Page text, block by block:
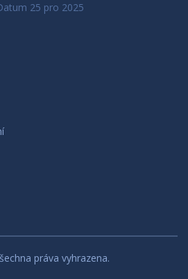
25 pro 2025
práva vyhrazena.